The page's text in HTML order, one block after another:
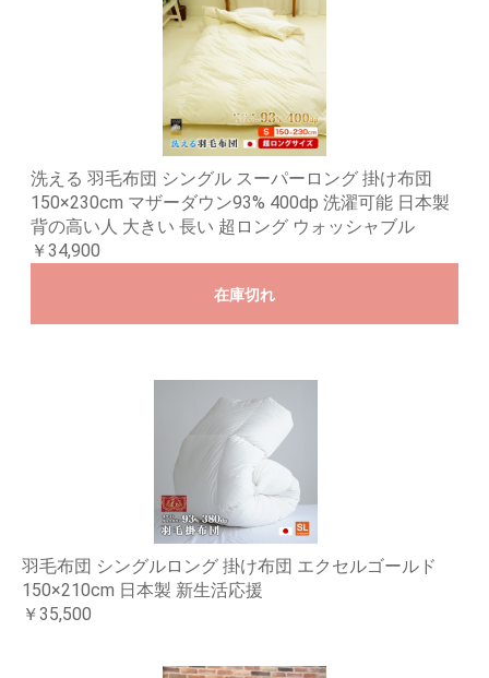
洗える 羽毛布団 シングル スーパーロング 掛け布団
150×230cm マザーダウン93% 400dp 洗濯可能 日本製
背の高い人 大きい 長い 超ロング ウォッシャブル
￥34,900
在庫切れ
羽毛布団 シングルロング 掛け布団 エクセルゴールド
150×210cm 日本製 新生活応援
￥35,500